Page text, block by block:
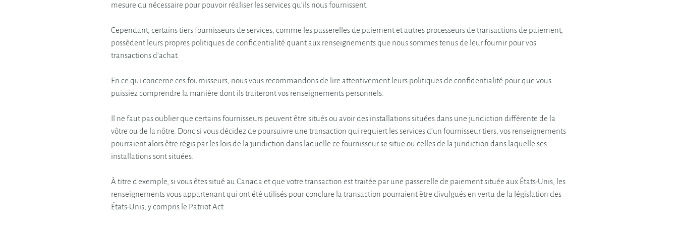
mesure du nécessaire pour pouvoir réaliser les services qu’ils nous fournissent.
Cependant, certains tiers fournisseurs de services, comme les passerelles de paiement et autres processeurs de transactions de paiement,
possèdent leurs propres politiques de confidentialité quant aux renseignements que nous sommes tenus de leur fournir pour vos
transactions d’achat.
En ce qui concerne ces fournisseurs, nous vous recommandons de lire attentivement leurs politiques de confidentialité pour que vous
puissiez comprendre la manière dont ils traiteront vos renseignements personnels.
Il ne faut pas oublier que certains fournisseurs peuvent être situés ou avoir des installations situées dans une juridiction différente de la
vôtre ou de la nôtre. Donc si vous décidez de poursuivre une transaction qui requiert les services d’un fournisseur tiers, vos renseignements
pourraient alors être régis par les lois de la juridiction dans laquelle ce fournisseur se situe ou celles de la juridiction dans laquelle ses
installations sont situées.
À titre d’exemple, si vous êtes situé au Canada et que votre transaction est traitée par une passerelle de paiement située aux États-Unis, les
renseignements vous appartenant qui ont été utilisés pour conclure la transaction pourraient être divulgués en vertu de la législation des
États-Unis, y compris le Patriot Act.